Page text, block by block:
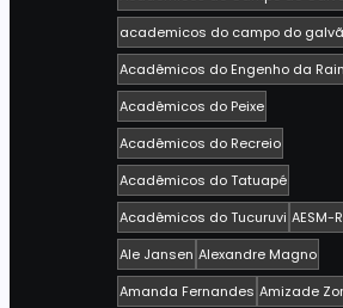
academicos do campo do
Acadêmicos do Engenho da
Acadêmicos do Peixe
Acadêmicos do Recreio
Acadêmicos do Tatuapé
Acadêmicos do Tucuruvi AESM-
Ale Jansen Alexandre Magno
Amanda Fernandes Amizade